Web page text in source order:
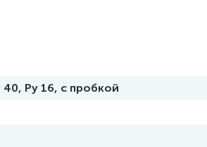
40, Ру 16, с пробкой